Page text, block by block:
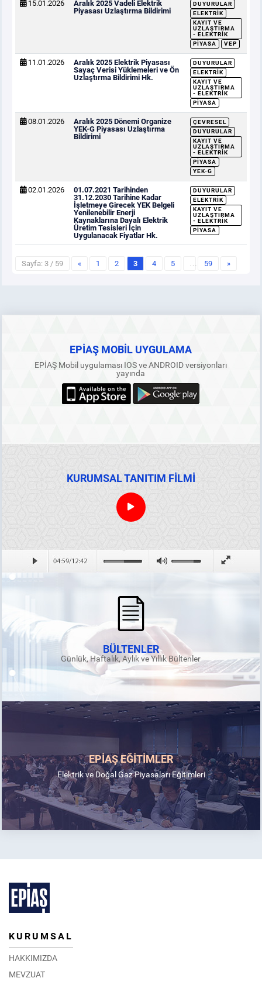
15.01.2026
Aralık 2025 Vadeli Elektrik
Piyasası Uzlaştırma Bildirimi
DUYURULAR
ELEKTRIK
KAYIT VE
UZLAŞTIRMA
- ELEKTRIK
PIYASA
VEP
11.01.2026
Aralık 2025 Elektrik Piyasası
Sayaç Verisi Yüklemeleri ve Ön
Uzlaştırma Bildirimi Hk.
DUYURULAR
ELEKTRIK
KAYIT VE
UZLAŞTIRMA
- ELEKTRIK
PIYASA
08.01.2026
Aralık 2025 Dönemi Organize
YEK-G Piyasası Uzlaştırma
Bildirimi
ÇEVRESEL
DUYURULAR
KAYIT VE
UZLAŞTIRMA
- ELEKTRIK
PIYASA
YEK-G
02.01.2026
01.07.2021 Tarihinden
31.12.2030 Tarihine Kadar
İşletmeye Girecek YEK Belgeli
Yenilenebilir Enerji
Kaynaklarına Dayalı Elektrik
Üretim Tesisleri İçin
Uygulanacak Fiyatlar Hk.
DUYURULAR
ELEKTRIK
KAYIT VE
UZLAŞTIRMA
- ELEKTRIK
PIYASA
Sayfa: 3 / 59 « 1 2 3 4 5 … 59 »
EPİAŞ MOBİL UYGULAMA
EPİAŞ Mobil uygulaması IOS ve ANDROID versiyonları
yayında
KURUMSAL TANITIM FİLMİ
BÜLTENLER
Günlük, Haftalık, Aylık ve Yıllık Bültenler
EPİAŞ EĞİTİMLER
Elektrik ve Doğal Gaz Piyasaları Eğitimleri
KURUMSAL
HAKKIMIZDA
MEVZUAT